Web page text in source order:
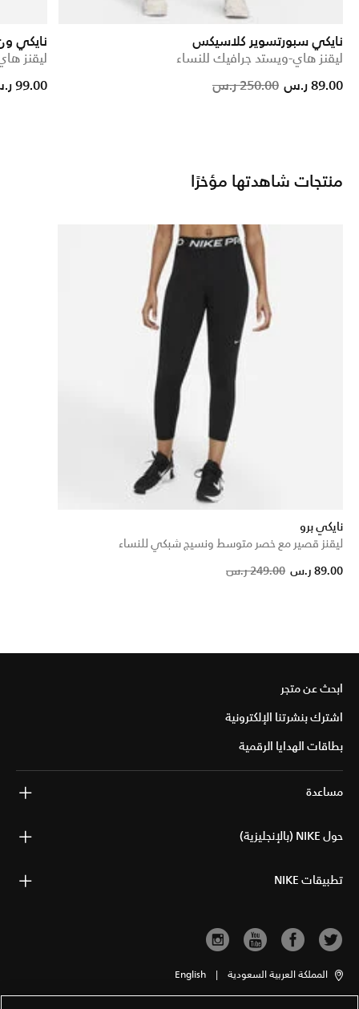
نايكي سبورتسوير كلاسيكس
ليقنز هاي-ويستد جرافيك للنساء
Price250.00 ر.س to
89.00 ر.س
نايكي
ليقنز
reduced from
to
99.00 ر.س
منتجات شاهدتها مؤخرًا
نايكي برو
ليقنز قصير مع خصر متوسط ونسيج شبكي للنساء
Price reduced from
249.00 ر.س
to 89.00 ر.س
ابحث عن متجر
اشترك بنشرتنا الإلكترونية
بطاقات الهدايا الرقمية
مساعدة
حول NIKE (بالإنجليزية)
تطبيقات NIKE
المملكة العربية السعودية |
English